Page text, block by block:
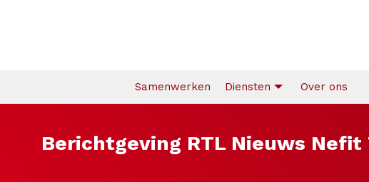
Samenwerken Diensten Over ons
Berichtgeving RTL Nieuws Nefit